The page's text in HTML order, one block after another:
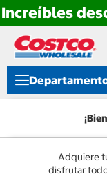
Increíbles
directo
contenido
directo
menú
navegación
Adquiere
disfrutar